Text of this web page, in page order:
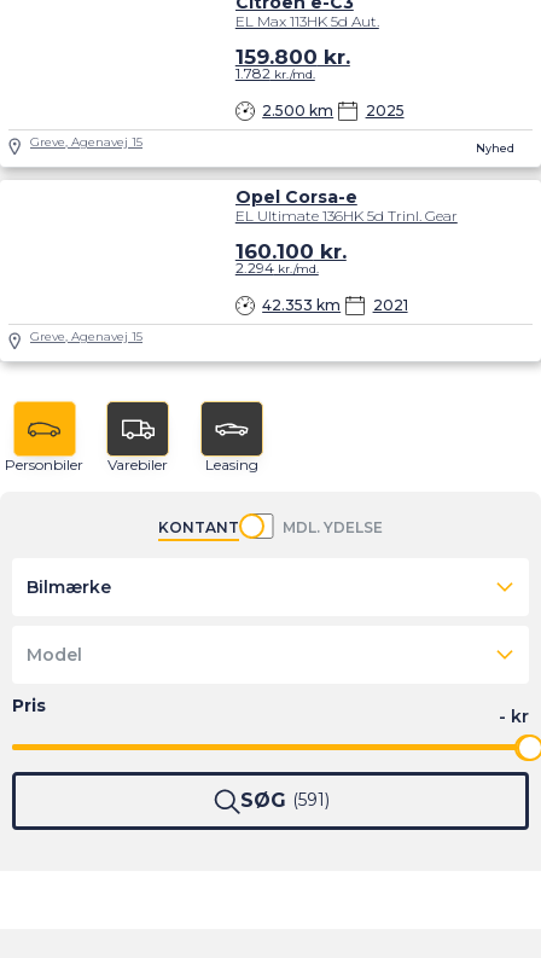
Nyhed
EL Max 113HK 5d Aut.
2.500 km 2025
159.800 kr.
1.782kr./md.
Greve, Agenavej 15
Opel Corsa-e
EL Ultimate 136HK 5d Trinl. Gear
42.353 km 2021
160.100 kr.
2.294kr./md.
Greve, Agenavej 15
Personbiler Varebiler Leasing
KONTANT MDL. YDELSE
Bilmærke
Model
SØG 591